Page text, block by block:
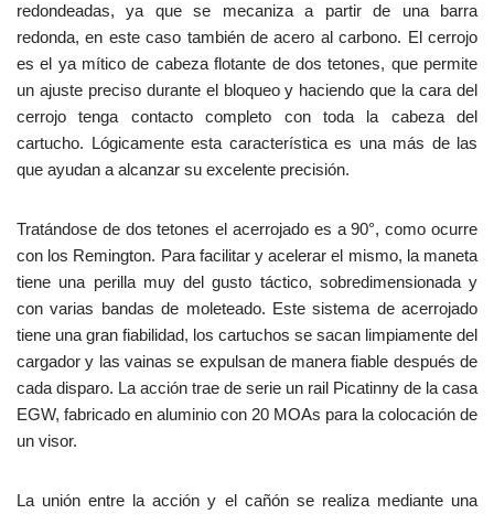
redondeadas, ya que se mecaniza a partir de una barra
redonda, en este caso también de acero al carbono. El cerrojo
es el ya mítico de cabeza flotante de dos tetones, que permite
un ajuste preciso durante el bloqueo y haciendo que la cara del
cerrojo tenga contacto completo con toda la cabeza del
cartucho. Lógicamente esta característica es una más de las
que ayudan a alcanzar su excelente precisión.
Tratándose de dos tetones el acerrojado es a 90°, como ocurre
con los Remington. Para facilitar y acelerar el mismo, la maneta
tiene una perilla muy del gusto táctico, sobredimensionada y
con varias bandas de moleteado. Este sistema de acerrojado
tiene una gran fiabilidad, los cartuchos se sacan limpiamente del
cargador y las vainas se expulsan de manera fiable después de
cada disparo. La acción trae de serie un rail Picatinny de la casa
EGW, fabricado en aluminio con 20 MOAs para la colocación de
un visor.
La unión entre la acción y el cañón se realiza mediante una